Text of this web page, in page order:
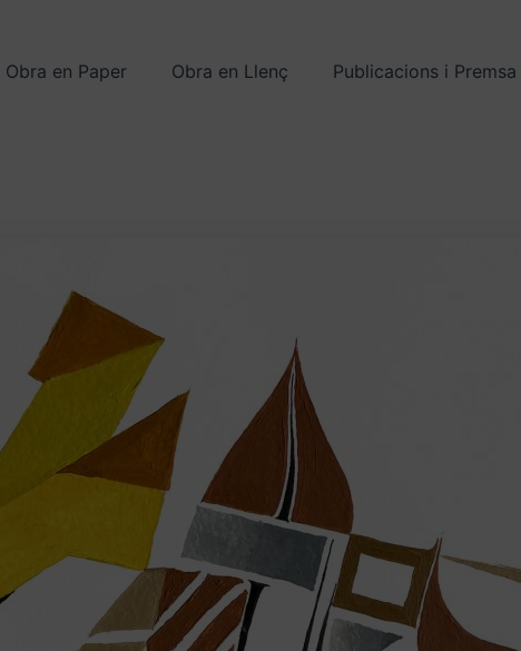
Obra en Paper Obra en Llenç Publicacions i Premsa